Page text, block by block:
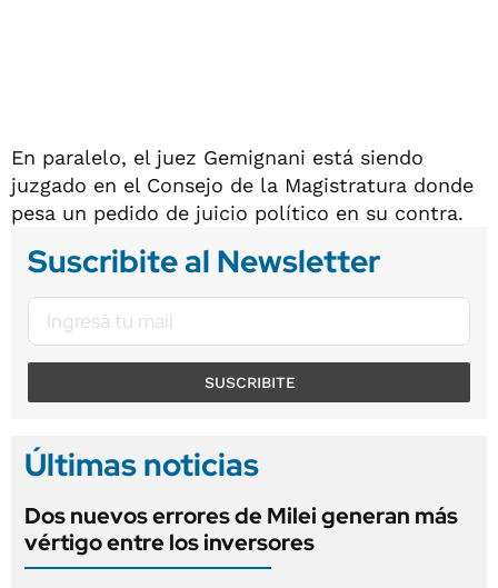
En paralelo, el juez Gemignani está siendo
juzgado en el Consejo de la Magistratura donde
pesa un pedido de juicio político en su contra.
Suscribite al Newsletter
SUSCRIBITE
Últimas noticias
Dos nuevos errores de Milei generan más
vértigo entre los inversores